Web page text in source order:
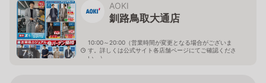
7枚
AOKI
釧路鳥取大通店
10:00～20:00（営業時間が変更となる場合がございま
す。詳しくは公式サイト各店舗ページにてご確認くださ
い。）